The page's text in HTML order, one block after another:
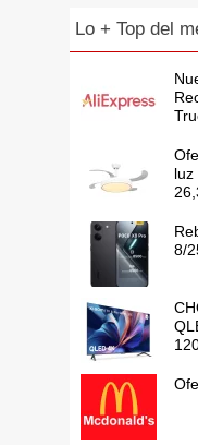
Lo + Top del
luz
8/